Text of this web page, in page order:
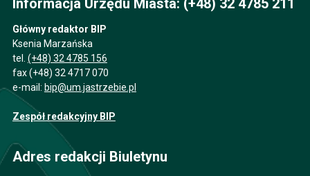
Informacja Urzędu Miasta: (+48) 32 4785 211
Główny redaktor BIP
Ksenia Marzańska
tel. (+48) 32 4785 156
fax (+48) 32 4717 070
e-mail: bip@um.jastrzebie.pl
Zespół redakcyjny BIP
Adres redakcji Biuletynu